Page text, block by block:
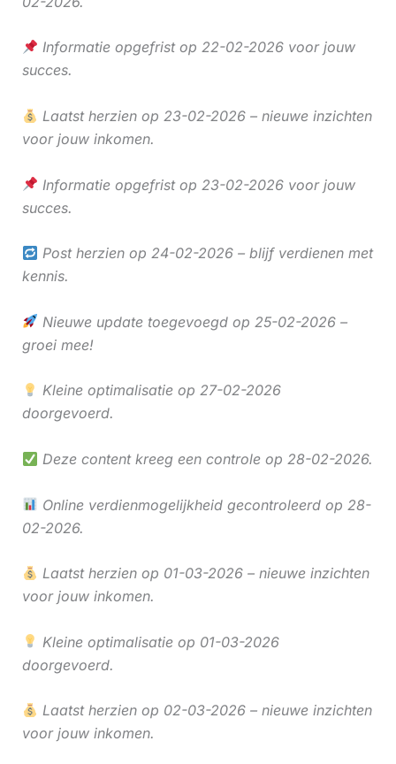
Informatie opgefrist op 22-02-2026 voor jouw
succes.
Laatst herzien op 23-02-2026 – nieuwe inzichten
voor jouw inkomen.
Informatie opgefrist op 23-02-2026 voor jouw
succes.
Post herzien op 24-02-2026 – blijf verdienen met
kennis.
Nieuwe update toegevoegd op 25-02-2026 –
groei mee!
Kleine optimalisatie op 27-02-2026
doorgevoerd.
Deze content kreeg een controle op 28-02-2026.
Online verdienmogelijkheid gecontroleerd op 28-
02-2026.
Laatst herzien op 01-03-2026 – nieuwe inzichten
voor jouw inkomen.
Kleine optimalisatie op 01-03-2026
doorgevoerd.
Laatst herzien op 02-03-2026 – nieuwe inzichten
voor jouw inkomen.